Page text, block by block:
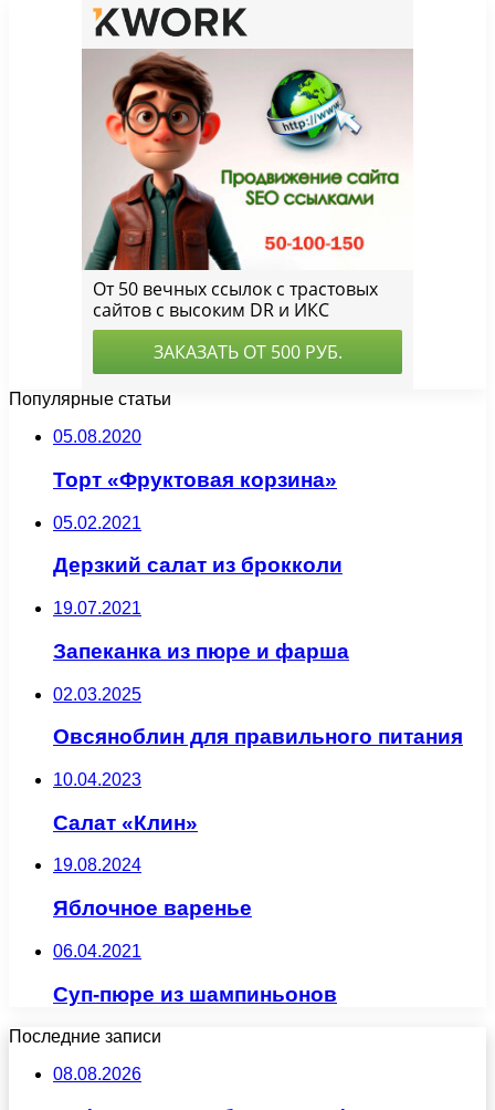
Популярные статьи
05.08.2020
Торт «Фруктовая корзина»
05.02.2021
Дерзкий салат из брокколи
19.07.2021
Запеканка из пюре и фарша
02.03.2025
Овсяноблин для правильного питания
10.04.2023
Салат «Клин»
19.08.2024
Яблочное варенье
06.04.2021
Суп-пюре из шампиньонов
Последние записи
08.08.2026